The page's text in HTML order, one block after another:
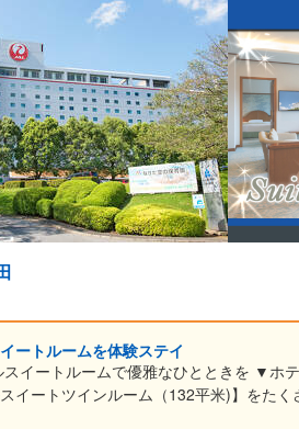
ートルームを体験ステイ
イートルームで優雅なひとときを ▼ホ
スイートツインルーム（132平米)】をた